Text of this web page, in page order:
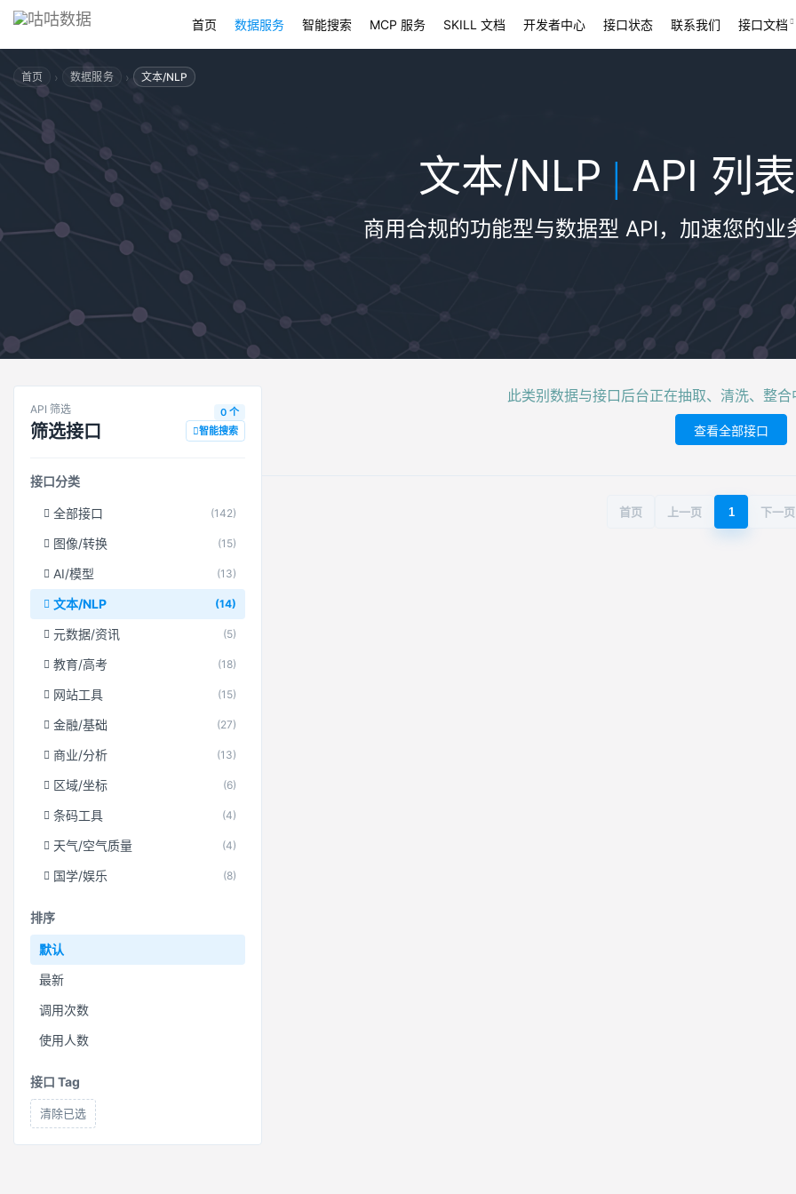
首页 数据服务 智能搜索 MCP 服务 SKILL 文档 开发者中心 接口状态 联系我们 接口文档
首页 › 数据服务 › 文本/NLP
文本/NLP | API 列表
商用合规的功能型与数据型 API，加速您的业
API 筛选
筛选接口
0 个
智能搜索
接口分类
全部接口 (142)
图像/转换 (15)
AI/模型 (13)
文本/NLP (14)
元数据/资讯 (5)
教育/高考 (18)
网站工具 (15)
金融/基础 (27)
商业/分析 (13)
区域/坐标 (6)
条码工具 (4)
天气/空气质量 (4)
国学/娱乐 (8)
排序
默认
最新
调用次数
使用人数
接口 Tag
清除已选
此类别数据与接口后台正在抽取、清洗、整
查看全部接口
首页 上一页 1 下一页